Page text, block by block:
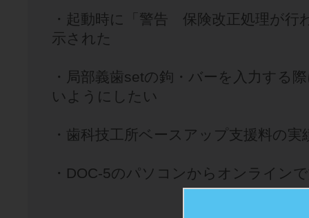
・起動時に「警告 保険改正処理が
示された
・局部義歯setの鉤・バーを入力する
いようにしたい
・歯科技工所ベースアップ支援料の
・DOC-5のパソコンからオンライン